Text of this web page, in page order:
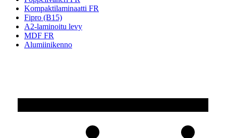
Kompaktilaminaatti FR
Fipro (B15)
A2-laminoitu levy
MDF FR
Alumiinikenno